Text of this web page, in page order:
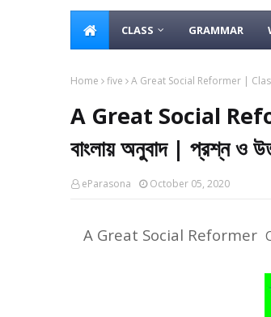
CLASS GRAMMAR
Home five A Great Social Reformer |
A Great Social
বাংলায় অনুবাদ | প্রশ্ন ও
eParasona October 05, 2020
A Great Social Reformer